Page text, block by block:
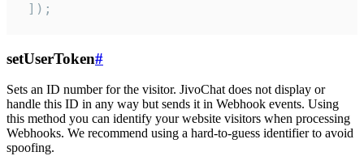
]);
setUserToken#
Sets an ID number for the visitor. JivoChat does not display or
handle this ID in any way but sends it in Webhook events. Using
this method you can identify your website visitors when processing
Webhooks. We recommend using a hard-to-guess identifier to avoid
spoofing.